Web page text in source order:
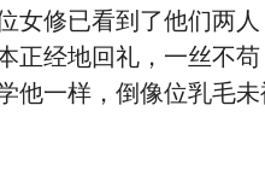
女修已看到了他们两
正经地回礼，一丝不
他一样，倒像位乳毛